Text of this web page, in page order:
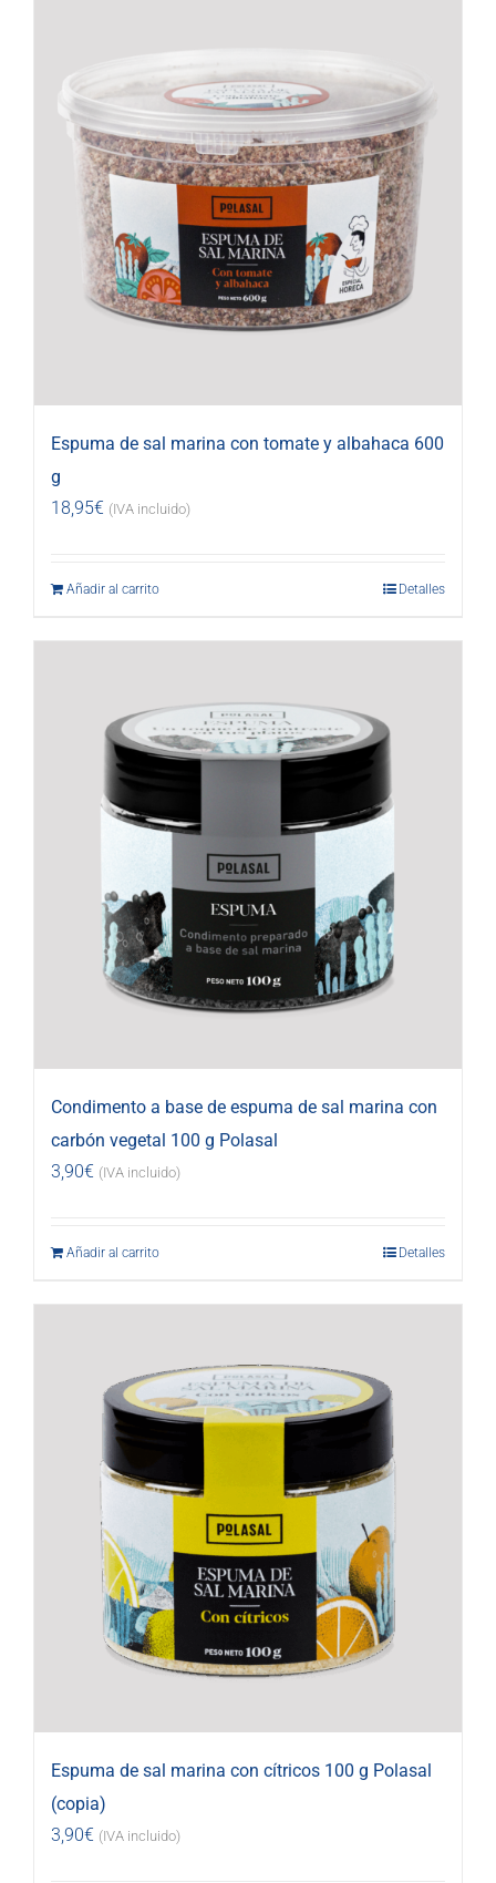
Espuma de sal marina con tomate y albahaca 600
g
18,95€ (IVA incluido)
Añadir al carrito Detalles
Condimento a base de espuma de sal marina con
carbón vegetal 100 g Polasal
3,90€ (IVA incluido)
Añadir al carrito Detalles
Espuma de sal marina con cítricos 100 g Polasal
(copia)
3,90€ (IVA incluido)